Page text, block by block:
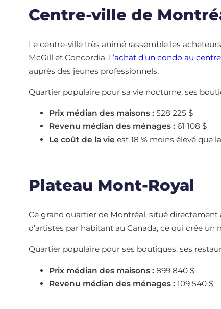
Centre-ville de
Le centre-ville très animé rassemble les
McGill et Concordia. L’achat d’un condo au
auprès des jeunes professionnels.
Quartier populaire pour sa vie nocturne, ses
Prix médian des maisons : 528 225 $
Revenu médian des ménages : 61 108 $
Le coût de la vie est 18 % moins élevé que
Plateau Mont-Royal
Ce grand quartier de Montréal, situé
d’artistes par habitant au Canada, ce qui crée un
Quartier populaire pour ses boutiques, ses
Prix médian des maisons : 899 840 $
Revenu médian des ménages : 109 540 $